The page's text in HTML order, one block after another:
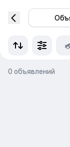
0 объявлений